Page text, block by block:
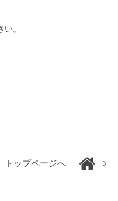
。
トップページへ